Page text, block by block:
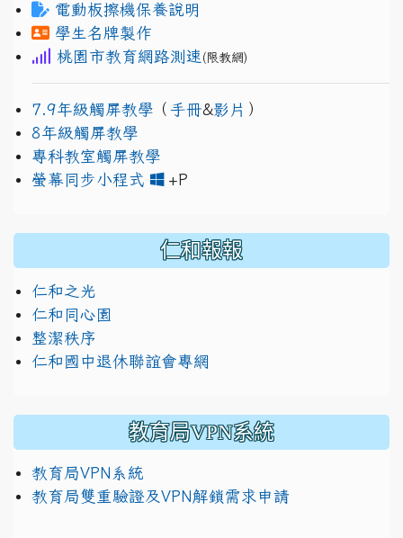
電動板擦機保養說明
學生名牌製作
桃園市教育網路測速 (限教網)
7.9年級觸屏教學 （ 手冊&影片 ）
8年級觸屏教學
專科教室觸屏教學
螢幕同步小程式
+P
仁和報報
仁和之光
仁和同心園
整潔秩序
仁和國中退休聯誼會專網
教育局VPN系統
教育局VPN系統
教育局雙重驗證及VPN解鎖需求申請